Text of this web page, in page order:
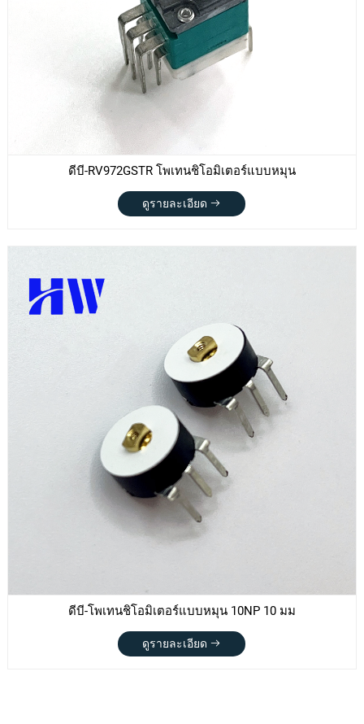
ดีบี-RV972GSTR โพเทนชิโอมิเตอร์แบบหมุน
ดูรายละเอียด
ดีบี-โพเทนชิโอมิเตอร์แบบหมุน 10NP 10 มม
ดูรายละเอียด